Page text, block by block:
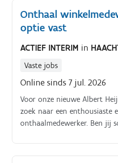
Onthaal
optie vast
ACTIEF INTERIM in
Vaste jobs
Online sinds 7 jul. 2026
Voor onze nieuwe Albert
zoek naar een enthousiaste
onthaalmedewerker. Ben jij
functie?